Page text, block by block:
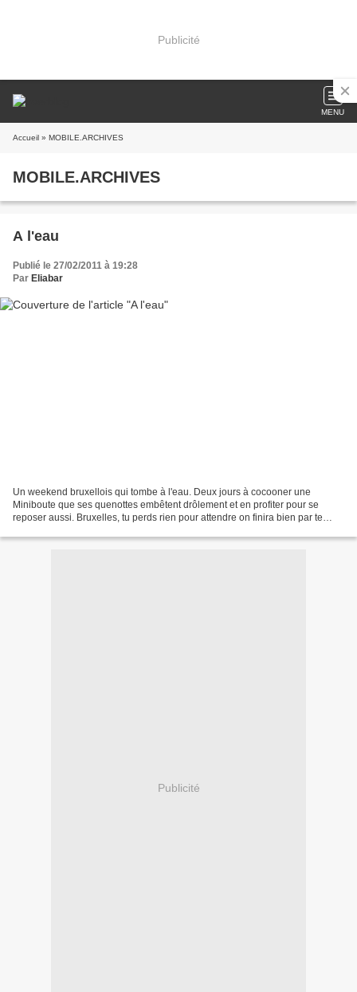
Publicité
MENU
Accueil » MOBILE.ARCHIVES
MOBILE.ARCHIVES
A l'eau
Publié le 27/02/2011 à 19:28
Par Eliabar
Un weekend bruxellois qui tombe à l'eau. Deux jours à cocooner une
Miniboute que ses quenottes embêtent drôlement et en profiter pour se
reposer aussi. Bruxelles, tu perds rien pour attendre on finira bien par te
Publicité